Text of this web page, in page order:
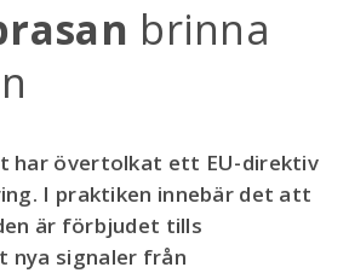
brinna
har övertolkat ett EU-direktiv
I praktiken innebär det att
är förbjudet tills
nya signaler från